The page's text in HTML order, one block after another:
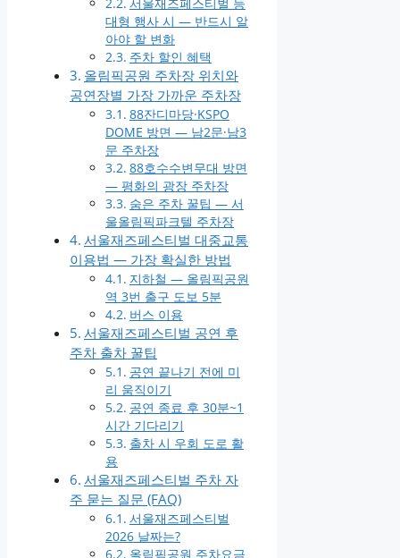
대형 행사 시 — 반드시 알
아야 할 변화
주차 할인 혜택
올림픽공원 주차장 위치와
공연장별 가장 가까운 주차장
88잔디마당·KSPO
DOME 방면 — 남2문·남3
문 주차장
88호수수변무대 방면
— 평화의 광장 주차장
숨은 주차 꿀팁 — 서
울올림픽파크텔 주차장
서울재즈페스티벌 대중교통
이용법 — 가장 확실한 방법
지하철 — 올림픽공원
역 3번 출구 도보 5분
버스 이용
서울재즈페스티벌 공연 후
주차 출차 꿀팁
공연 끝나기 전에 미
리 움직이기
공연 종료 후 30분~1
시간 기다리기
출차 시 우회 도로 활
용
서울재즈페스티벌 주차 자
주 묻는 질문 (FAQ)
서울재즈페스티벌
2026 날짜는?
올림픽공원 주차요금